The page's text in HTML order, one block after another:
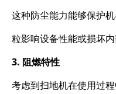
这种防尘能力能够保护
粒影响设备性能或损坏内
3. 阻燃特性
考虑到扫地机在使用过